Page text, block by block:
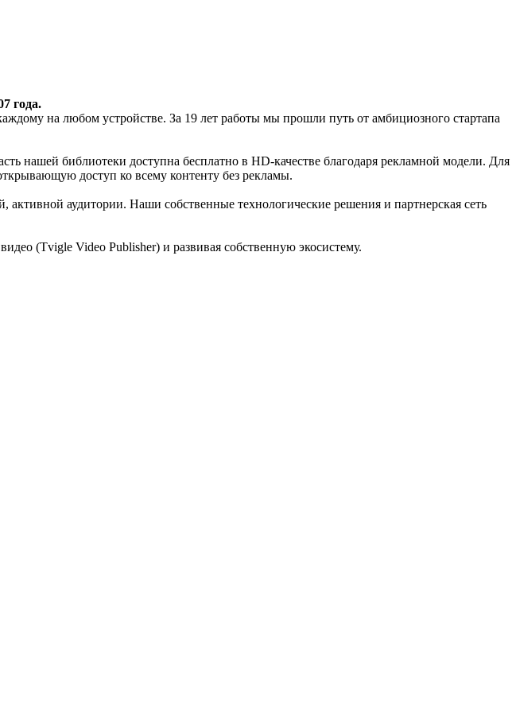
года.
на любом устройстве. За 19 лет работы мы прошли путь от амбициозного стартапа
нашей библиотеки доступна бесплатно в HD-качестве благодаря рекламной модели. Для
доступ ко всему контенту без рекламы.
аудитории. Наши собственные технологические решения и партнерская сеть
(Tvigle Video Publisher) и развивая собственную экосистему.